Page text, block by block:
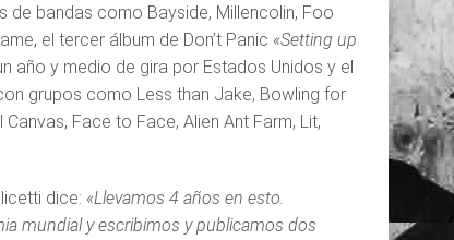
de bandas como Bayside, Millencolin, Foo
el tercer álbum de Don’t Panic «Setting up
año y medio de gira por Estados Unidos y el
grupos como Less than Jake, Bowling for
Canvas, Face to Face, Alien Ant Farm, Lit,
dice: «Llevamos 4 años en esto.
mundial y escribimos y publicamos dos